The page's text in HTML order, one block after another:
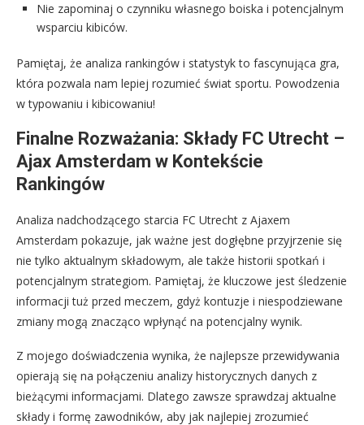
Nie zapominaj o czynniku własnego boiska i potencjalnym
wsparciu kibiców.
Pamiętaj, że analiza rankingów i statystyk to fascynująca gra,
która pozwala nam lepiej rozumieć świat sportu. Powodzenia
w typowaniu i kibicowaniu!
Finalne Rozważania: Składy FC Utrecht –
Ajax Amsterdam w Kontekście
Rankingów
Analiza nadchodzącego starcia FC Utrecht z Ajaxem
Amsterdam pokazuje, jak ważne jest dogłębne przyjrzenie się
nie tylko aktualnym składowym, ale także historii spotkań i
potencjalnym strategiom. Pamiętaj, że kluczowe jest śledzenie
informacji tuż przed meczem, gdyż kontuzje i niespodziewane
zmiany mogą znacząco wpłynąć na potencjalny wynik.
Z mojego doświadczenia wynika, że najlepsze przewidywania
opierają się na połączeniu analizy historycznych danych z
bieżącymi informacjami. Dlatego zawsze sprawdzaj aktualne
składy i formę zawodników, aby jak najlepiej zrozumieć